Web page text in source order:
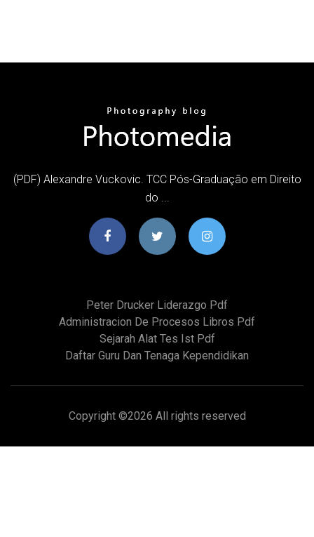
(PDF) Alexandre Vuckovic. TCC Pós-Graduação em Direito
do ...
Peter Drucker Liderazgo Pdf
Administracion De Procesos Libros Pdf
Sejarah Alat Tes Ist Pdf
Daftar Guru Dan Tenaga Kependidikan
Copyright ©2026 All rights reserved